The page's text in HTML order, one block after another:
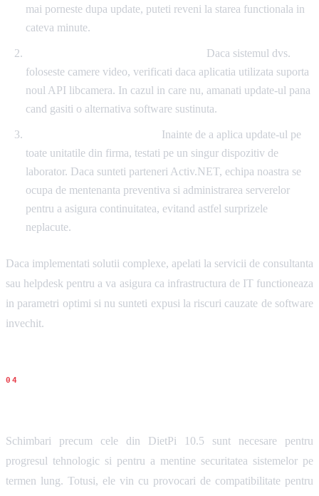
mai porneste dupa update, puteti reveni la starea functionala in
cateva minute.
Daca sistemul dvs.
foloseste camere video, verificati daca aplicatia utilizata suporta
noul API libcamera. In cazul in care nu, amanati update-ul pana
cand gasiti o alternativa software sustinuta.
Inainte de a aplica update-ul pe
toate unitatile din firma, testati pe un singur dispozitiv de
laborator. Daca sunteti parteneri Activ.NET, echipa noastra se
ocupa de mentenanta preventiva si administrarea serverelor
pentru a asigura continuitatea, evitand astfel surprizele
neplacute.
Daca implementati solutii complexe, apelati la servicii de consultanta
sau helpdesk pentru a va asigura ca infrastructura de IT functioneaza
in parametri optimi si nu sunteti expusi la riscuri cauzate de software
invechit.
Schimbari precum cele din DietPi 10.5 sunt necesare pentru
progresul tehnologic si pentru a mentine securitatea sistemelor pe
termen lung. Totusi, ele vin cu provocari de compatibilitate pentru